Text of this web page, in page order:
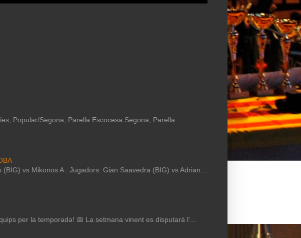
Popular/Segona, Parella Escocesa Segona, Parella
vs Mikonos A . Jugadors: Gian Saavedra (BIG) vs Adrian...
per la temporada! 📅 La setmana vinent es disputarà l'...